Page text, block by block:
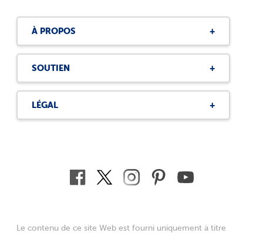
Soumettez votre avis
À PROPOS
SOUTIEN
LÉGAL
Le contenu de ce site Web est fourni uniquement à titre